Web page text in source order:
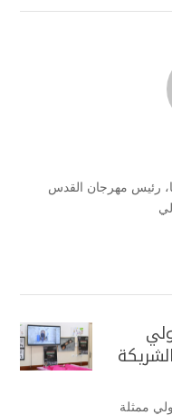
رئيس مهرجان القدس
ممثلة